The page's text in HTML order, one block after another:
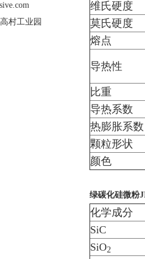
村工业园
维氏硬度
莫氏硬度
熔点
导热性
比重
导热系数
热膨胀系数
颗粒形状
颜色
绿碳化硅微粉
化学成分
SiC
SiO2